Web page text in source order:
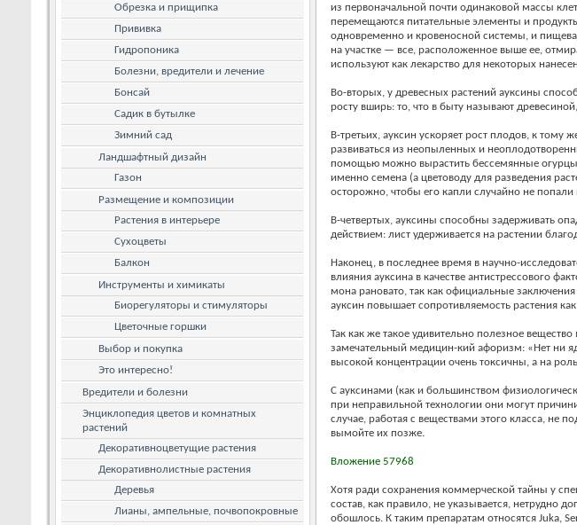
из первоначальной почти одинаковой массы
перемещаются питательные элементы и
одновременно и кровеносной системы, и
на участке — все, расположенное выше ее,
используют как лекарство для некоторых
Во-вторых, у древесных растений ауксины
росту вширь: то, что в быту называют
В-третьих, ауксин ускоряет рост плодов, к тому
развиваться из неопыленных и
помощью можно вырастить бессемянные
именно семена (а цветоводу для разведения
осторожно, чтобы его капли случайно не попали
В-четвертых, ауксины способны задерживать
действием: лист удерживается на растении
Наконец, в последнее время в научно-
влияния ауксина в качестве антистрессового
мона рановато, так как официальные
ауксин повышает сопротивляемость растения
Так как же такое удивительно полезное
замечательный медицин-кий афоризм: «Нет ни
высокой концентрации очень токсичны, а на
С ауксинами (как и большинством
при неправильной технологии они могут
случае, работая с веществами этого класса, не
вымойте их позже.
Вложение 57968
Хотя ради сохранения коммерческой тайны у
состав, как правило, не указывается, нетрудно
обошлось. К таким препаратам относятся Juka,
Обрезка и прищипка
Прививка
Гидропоника
Болезни, вредители и лечение
Бонсай
Садик в бутылке
Зимний сад
Ландшафтный дизайн
Газон
Размещение и композиции
Растения в интерьере
Сухоцветы
Балкон
Инструменты и химикаты
Биорегуляторы и стимуляторы
Цветочные горшки
Выбор и покупка
Это интересно!
Вредители и болезни
Энциклопедия цветов и комнатных
растений
Декоративноцветущие растения
Декоративнолистные растения
Деревья
Лианы, ампельные, почвопокровные